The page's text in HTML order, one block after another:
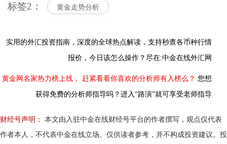
标签2： 黄金走势分析
实用的外汇投资指南， 深度的全球热点解读， 支持秒查各币种行情
报价，今日该怎么操作？尽在:中金在线外汇网
黄金网名家热力榜上线， 赶紧看看你喜欢的分析师有入榜么？ 您想
获得免费的分析师指导吗？进入“路演”就可享受老师指导
财经号声明：
本文由入驻中金在线财经号平台的作者撰写，观点仅代表
作者本人，不代表中金在线立场。仅供读者参考，并不构成投资建议。投